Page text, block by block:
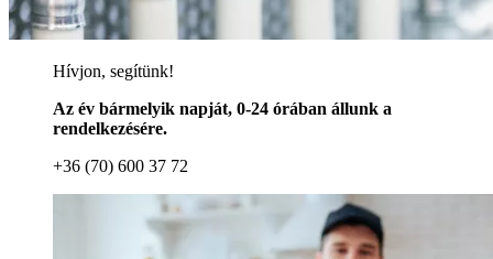
Hívjon, segítünk!
Az év bármelyik napját, 0-24 órában állunk a
rendelkezésére.
+36 (70) 600 37 72